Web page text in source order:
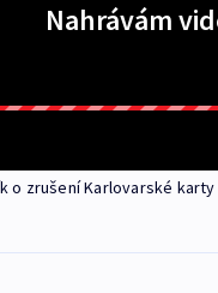
Nahrávám
o zrušení Karlovarské karty